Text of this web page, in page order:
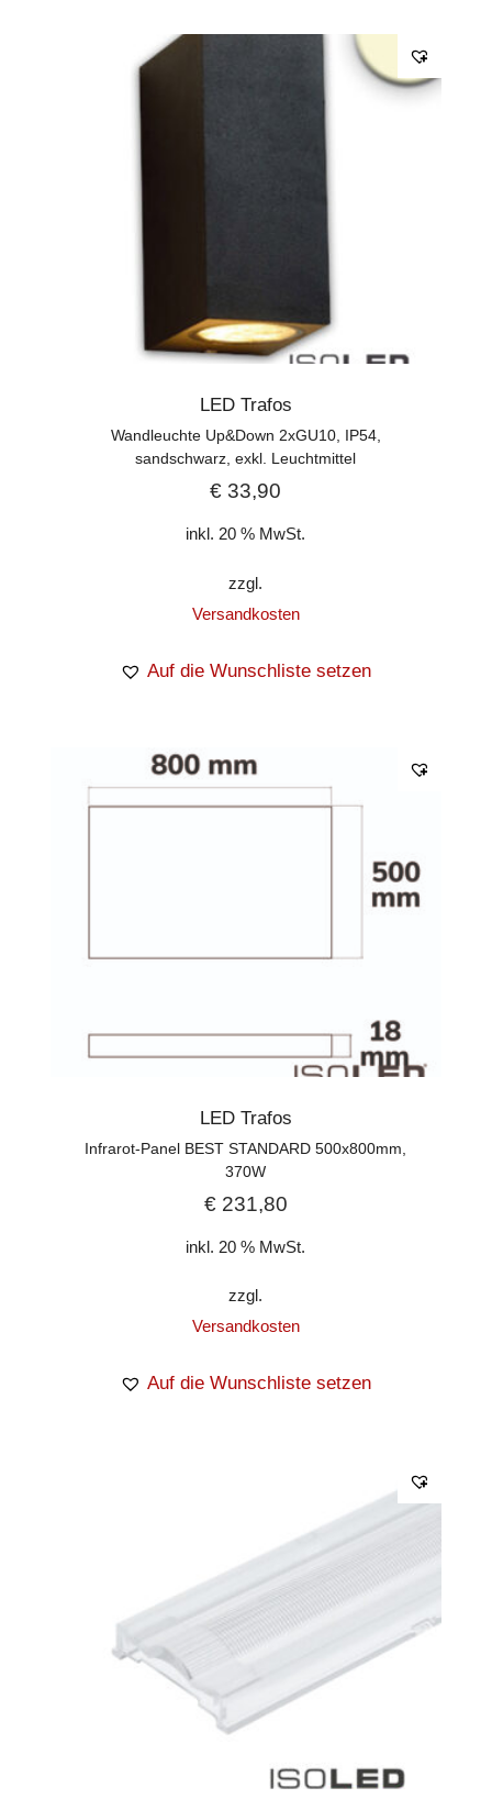
LED Trafos
Wandleuchte Up&Down 2xGU10, IP54,
sandschwarz, exkl. Leuchtmittel
€ 33,90
inkl. 20 % MwSt.
zzgl.
Versandkosten
Auf die Wunschliste setzen
LED Trafos
Infrarot-Panel BEST STANDARD 500x800mm,
370W
€231,80
inkl. 20 % MwSt.
zzgl.
Versandkosten
Auf die Wunschliste setzen